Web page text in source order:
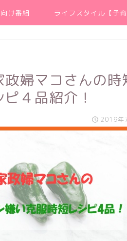
け番組 ライフスタイル【子育
政婦マコさんの
４品紹介！
2019年